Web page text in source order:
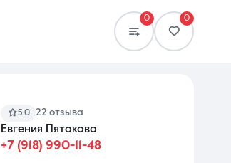
0 0
5.0 22 отзыва
Евгения Пятакова
+7 (918) 990-11-48